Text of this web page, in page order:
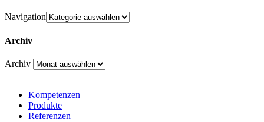
Navigation
Archiv
Archiv
Kompetenzen
Produkte
Referenzen